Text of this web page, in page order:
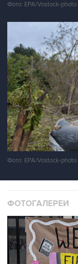
Фото: EPA/Vostock-photo
Фото: EPA/Vostock-photo
ФОТОГАЛЕРЕИ